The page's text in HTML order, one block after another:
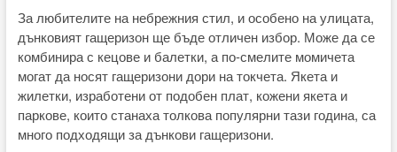
За любителите на небрежния стил, и особено на улицата,
дънковият гащеризон ще бъде отличен избор. Може да се
комбинира с кецове и балетки, а по-смелите момичета
могат да носят гащеризони дори на токчета. Якета и
жилетки, изработени от подобен плат, кожени якета и
паркове, които станаха толкова популярни тази година, са
много подходящи за дънкови гащеризони.